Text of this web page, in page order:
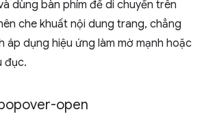
dùng bàn phím để di chuyển trên
che khuất nội dung trang, chẳng
áp dụng hiệu ứng làm mờ mạnh hoặc
đục.
open